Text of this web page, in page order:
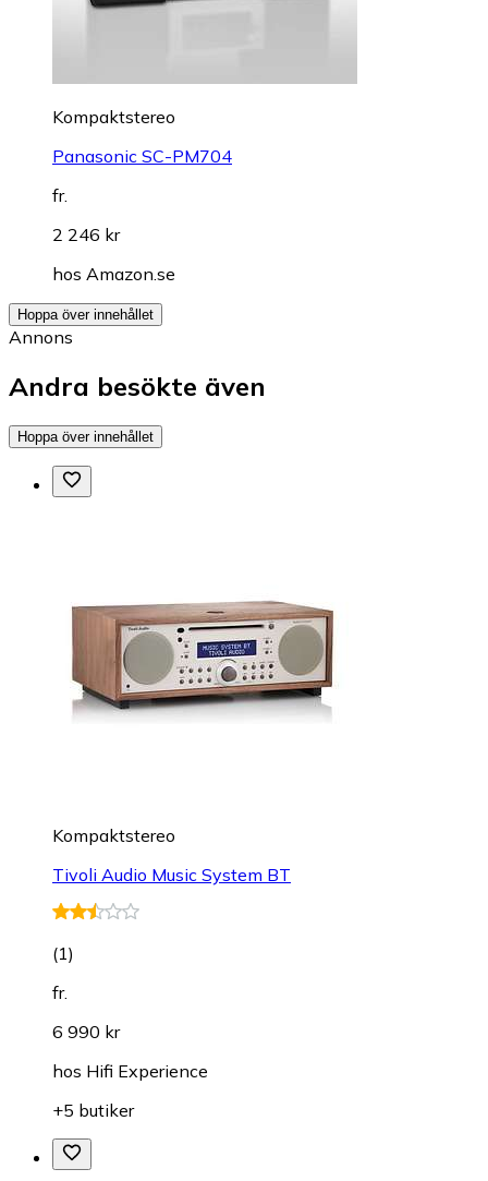
Kompaktstereo
Panasonic SC-PM704
fr.
2 246 kr
hos Amazon.se
Hoppa över innehållet
Annons
Andra besökte även
Hoppa över innehållet
Kompaktstereo
Tivoli Audio Music System BT
(1)
fr.
6 990 kr
hos Hifi Experience
+5 butiker